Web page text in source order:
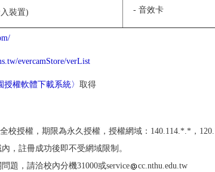
裝置)
- 音效卡
evercamStore/verList
授權軟體下載系統〉 取得
校授權，期限為永久授權，授權網域：140.114.*.*，
，註冊成功後即不受網域限制。
題，請洽校內分機31000或service
cc.nthu.edu.tw